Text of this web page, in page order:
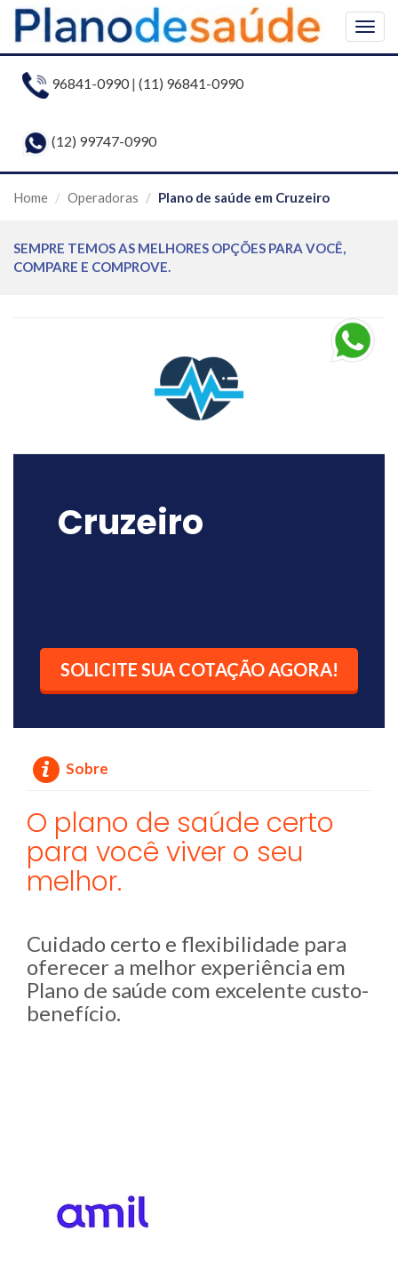
96841-0990| (11) 96841-0990
(12) 99747-0990
Home Operadoras Plano de saúde em Cruzeiro
SEMPRE TEMOS AS MELHORES OPÇÕES PARA VOCÊ,
COMPARE E COMPROVE.
Cruzeiro
SOLICITE SUA COTAÇÃO AGORA!
Sobre
O plano de saúde certo
para você viver o seu
melhor.
Cuidado certo e flexibilidade para
oferecer a melhor experiência em
Plano de saúde com excelente custo-
benefício.